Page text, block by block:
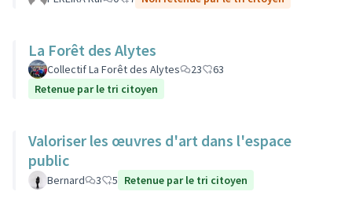
La Forêt des Alytes
Collectif La Forêt des Alytes 23
63
Retenue par le tri citoyen
Valoriser les œuvres d'art dans l'espace
public
Bernard 3 5 Retenue par le tri citoyen